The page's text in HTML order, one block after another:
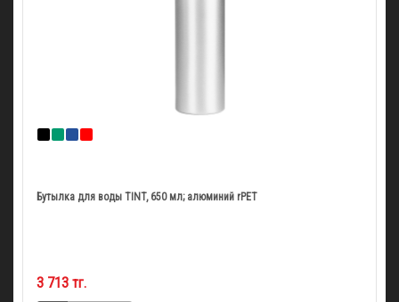
Бутылка для воды TINT, 650 мл; алюминий rPET
3 713 тг.